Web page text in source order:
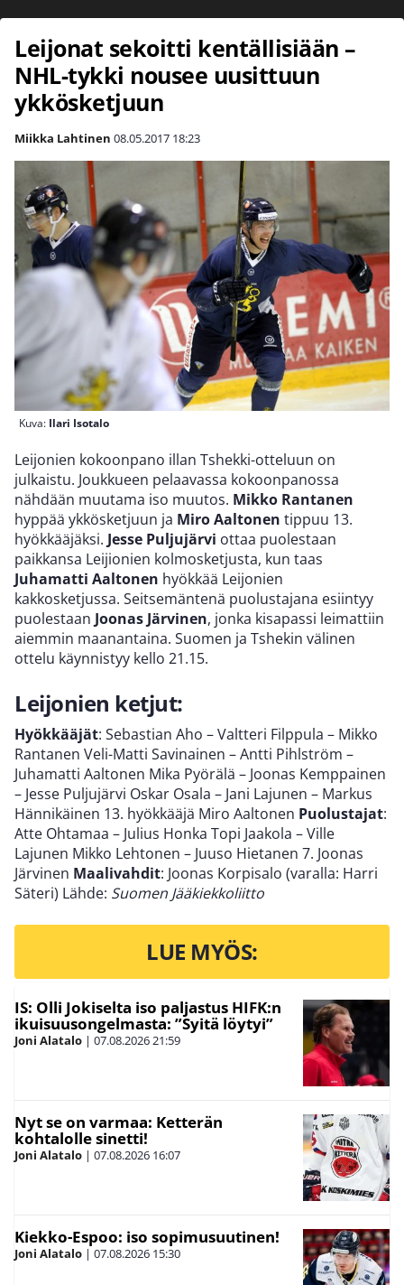
Leijonat sekoitti kentällisiään –
NHL-tykki nousee uusittuun
ykkösketjuun
Miikka Lahtinen 08.05.2017 18:23
Kuva: Ilari Isotalo
Leijonien kokoonpano illan Tshekki-otteluun on
julkaistu. Joukkueen pelaavassa kokoonpanossa
nähdään muutama iso muutos. Mikko Rantanen
hyppää ykkösketjuun ja Miro Aaltonen tippuu 13.
hyökkääjäksi. Jesse Puljujärvi ottaa puolestaan
paikkansa Leijionien kolmosketjusta, kun taas
Juhamatti Aaltonen hyökkää Leijonien
kakkosketjussa. Seitsemäntenä puolustajana esiintyy
puolestaan Joonas Järvinen, jonka kisapassi leimattiin
aiemmin maanantaina. Suomen ja Tshekin välinen
ottelu käynnistyy kello 21.15.
Leijonien ketjut:
Hyökkääjät: Sebastian Aho – Valtteri Filppula – Mikko
Rantanen Veli-Matti Savinainen – Antti Pihlström –
Juhamatti Aaltonen Mika Pyörälä – Joonas Kemppainen
– Jesse Puljujärvi Oskar Osala – Jani Lajunen – Markus
Hännikäinen 13. hyökkääjä Miro Aaltonen Puolustajat:
Atte Ohtamaa – Julius Honka Topi Jaakola – Ville
Lajunen Mikko Lehtonen – Juuso Hietanen 7. Joonas
Järvinen Maalivahdit: Joonas Korpisalo (varalla: Harri
Säteri) Lähde: Suomen Jääkiekkoliitto
LUE MYÖS:
IS: Olli Jokiselta iso paljastus HIFK:n
ikuisuusongelmasta: ”Syitä löytyi”
Joni Alatalo | 07.08.202621:59
Nyt se on varmaa: Ketterän
kohtalolle sinetti!
Joni Alatalo | 07.08.2026 16:07
Kiekko-Espoo: iso sopimusuutinen!
Joni Alatalo | 07.08.2026 15:30